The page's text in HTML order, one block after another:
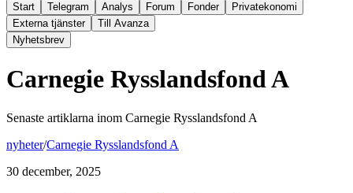
Start Telegram Analys Forum Fonder
Privatekonomi
Externa tjänster
Till Avanza
Nyhetsbrev
Carnegie Rysslandsfond A
Senaste artiklarna inom Carnegie Rysslandsfond A
nyheter/Carnegie Rysslandsfond A
30 december, 2025